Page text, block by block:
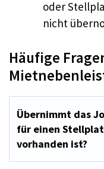
oder
nicht
Häufige
Übernimmt das
für einen
vorhanden ist?